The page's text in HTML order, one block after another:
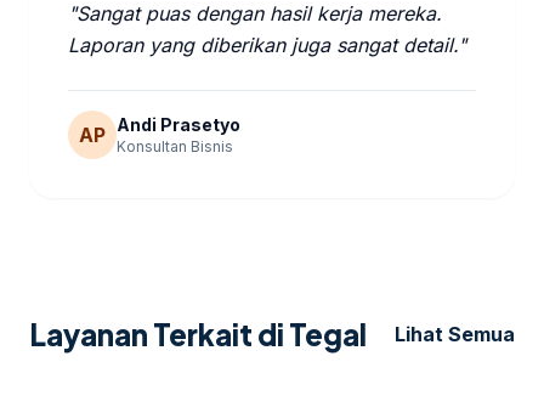
"Sangat puas dengan hasil kerja mereka.
Laporan yang diberikan juga sangat detail."
AP Andi Prasetyo
Konsultan Bisnis
Layanan Terkait di Tegal Lihat Semua